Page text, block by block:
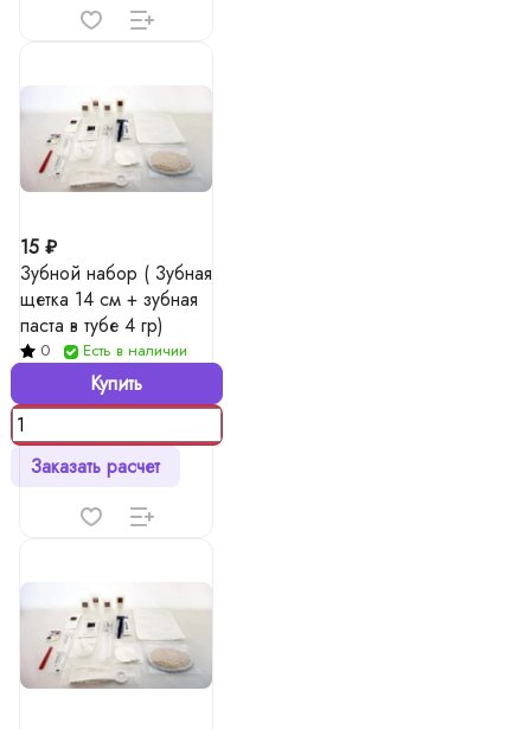
15 ₽
Зубной набор ( Зубная
щетка 14 см + зубная
паста в тубе 4 гр)
0 Есть в наличии
Купить
Заказать расчет